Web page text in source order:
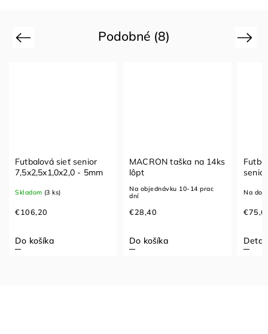
Podobné (8)
Previous
Futbalová sieť senior
7,5x2,5x1,0x2,0 - 5mm
Skladom (3 ks)
€106,20
Do košíka
MACRON taška na 14ks
lôpt
Na objednávku 10-14 prac
dní
€28,40
Do košíka
Na
Detail
Next